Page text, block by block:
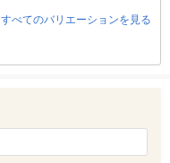
すべてのバリエーションを見る